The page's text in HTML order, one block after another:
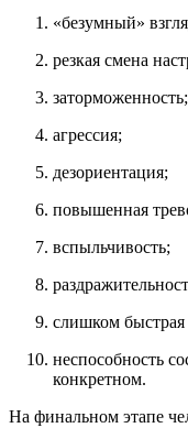
«безумный»
резкая смена
заторможенность;
агрессия;
дезориентация;
повышенная
вспыльчивость;
слишком быстрая
неспособность
конкретном.
На финальном этапе